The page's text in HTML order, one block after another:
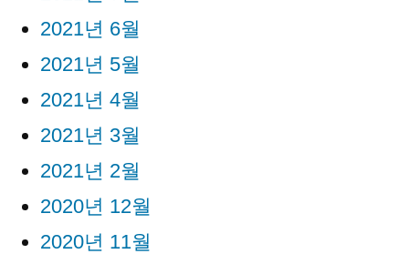
2021년 6월
2021년 5월
2021년 4월
2021년 3월
2021년 2월
2020년 12월
2020년 11월